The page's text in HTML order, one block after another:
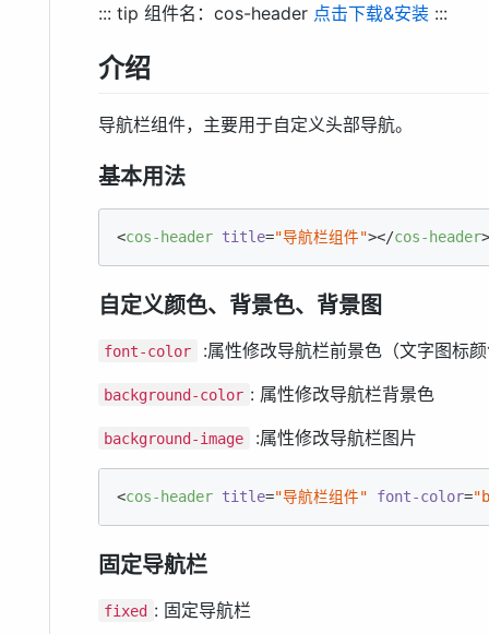
::: tip 组件名：cos-header 点击下载&安装 :::
介绍
导航栏组件，主要用于自定义头部导航。
基本用法
<cos-header title="导航栏组件"></cos-header>
自定义颜色、背景色、背景图
font-color :属性修改导航栏前景色（文字图标
background-color : 属性修改导航栏背景色
background-image :属性修改导航栏图片
<cos-header title="导航栏组件" font-color=
固定导航栏
fixed : 固定导航栏